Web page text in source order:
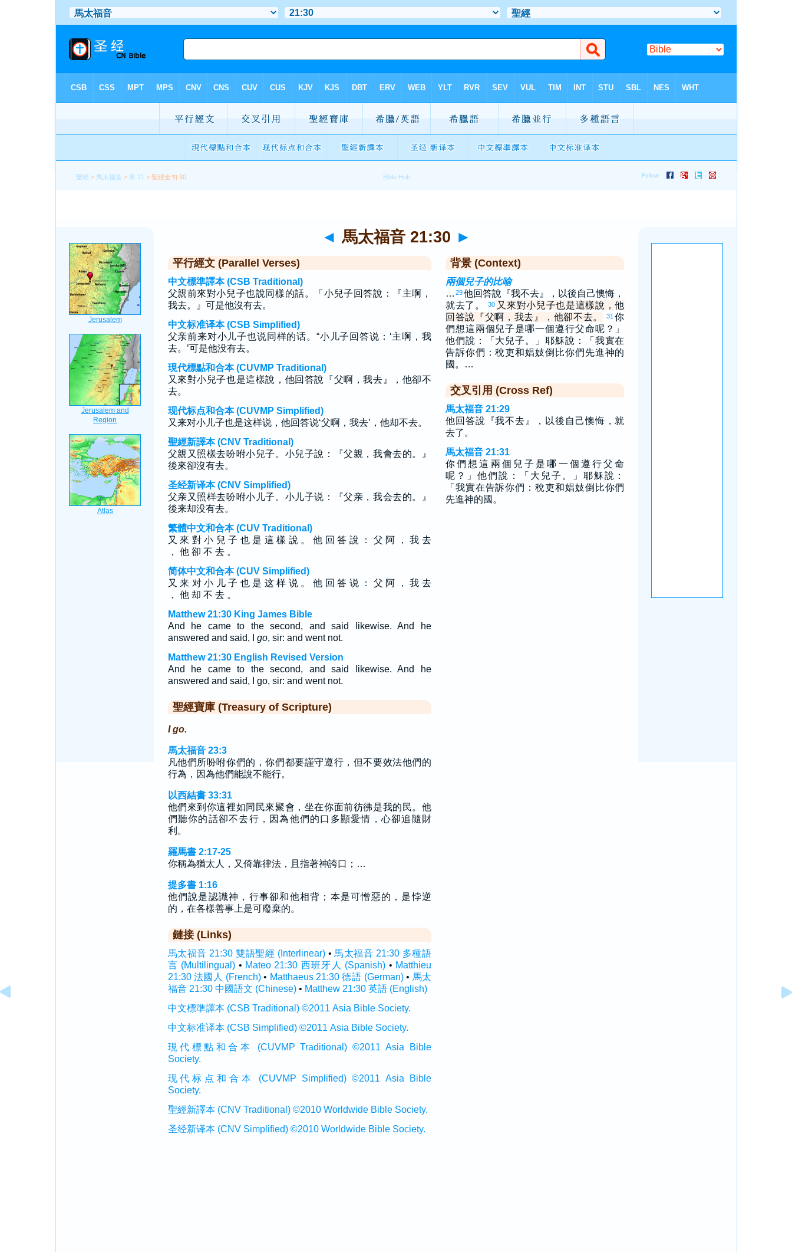
聖經 > 馬太福音 > 章 21 > 聖經金句 30
◄ 馬太福音 21:30 ►
平行經文 (Parallel Verses)
中文標準譯本 (CSB Traditional)
父親前來對小兒子也說同樣的話。「小兒子回答說：『主啊，
我去。』可是他沒有去。
中文标准译本 (CSB Simplified)
父亲前来对小儿子也说同样的话。“小儿子回答说：‘主啊，我
去。’可是他没有去。
現代標點和合本 (CUVMP Traditional)
又來對小兒子也是這樣說，他回答說『父啊，我去』，他卻不
去。
现代标点和合本 (CUVMP Simplified)
又来对小儿子也是这样说，他回答说‘父啊，我去’，他却不去。
聖經新譯本 (CNV Traditional)
父親又照樣去吩咐小兒子。小兒子說：『父親，我會去的。』
後來卻沒有去。
圣经新译本 (CNV Simplified)
父亲又照样去吩咐小儿子。小儿子说：『父亲，我会去的。』
後来却没有去。
繁體中文和合本 (CUV Traditional)
又 來 對 小 兒 子 也 是 這 樣 說 。 他 回 答 說 ： 父 阿 ， 我 去
， 他 卻 不 去 。
简体中文和合本 (CUV Simplified)
又 来 对 小 儿 子 也 是 这 样 说 。 他 回 答 说 ： 父 阿 ， 我 去
， 他 却 不 去 。
Matthew 21:30 King James Bible
And he came to the second, and said likewise. And he
answered and said, I go, sir: and went not.
Matthew 21:30 English Revised Version
And he came to the second, and said likewise. And he
answered and said, I go, sir: and went not.
聖經寶庫 (Treasury of Scripture)
I go.
馬太福音 23:3
凡他們所吩咐你們的，你們都要謹守遵行，但不要效法他們的
行為，因為他們能說不能行。
以西結書 33:31
他們來到你這裡如同民來聚會，坐在你面前彷彿是我的民。他
們聽你的話卻不去行，因為他們的口多顯愛情，心卻追隨財
利。
羅馬書 2:17-25
你稱為猶太人，又倚靠律法，且指著神誇口；…
提多書 1:16
他們說是認識神，行事卻和他相背；本是可憎惡的，是悖逆
的，在各樣善事上是可廢棄的。
鏈接 (Links)
馬太福音 21:30 雙語聖經 (Interlinear) • 馬太福音 21:30 多種語
言 (Multilingual) • Mateo 21:30 西班牙人 (Spanish) • Matthieu
21:30 法國人 (French)• Matthaeus 21:30 德語 (German)• 馬太
福音 21:30 中國語文 (Chinese)• Matthew 21:30 英語 (English)
中文標準譯本 (CSB Traditional) ©2011 Asia Bible Society.
中文标准译本 (CSB Simplified) ©2011 Asia Bible Society.
現代標點和合本 (CUVMP Traditional) ©2011 Asia Bible
Society.
现代标点和合本 (CUVMP Simplified) ©2011 Asia Bible
Society.
聖經新譯本 (CNV Traditional) ©2010 Worldwide Bible Society.
圣经新译本 (CNV Simplified) ©2010 Worldwide Bible Society.
背景 (Context)
兩個兒子的比喻
… 29他回答說『我不去』，以後自己懊悔，
就去了。
30 又來對小兒子也是這樣說，他
回答說『父啊，我去』，他卻不去。
31 你
們想這兩個兒子是哪一個遵行父命呢？」
他們說：「大兒子。」耶穌說：「我實在
告訴你們：稅吏和娼妓倒比你們先進神的
國。…
交叉引用 (Cross Ref)
馬太福音 21:29
他回答說『我不去』，以後自己懊悔，就
去了。
馬太福音 21:31
你們想這兩個兒子是哪一個遵行父命
呢？」他們說：「大兒子。」耶穌說：
「我實在告訴你們：稅吏和娼妓倒比你們
先進神的國。